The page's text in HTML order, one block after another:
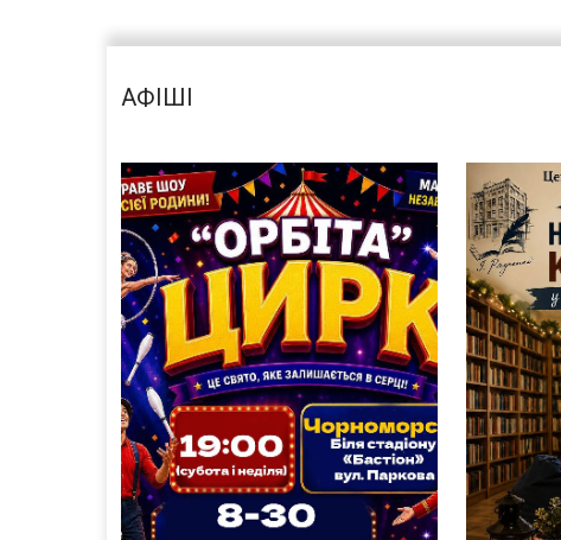
АФІШІ